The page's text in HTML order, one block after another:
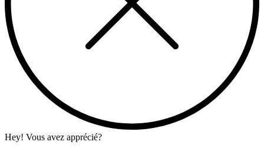
Hey! Vous avez apprécié?